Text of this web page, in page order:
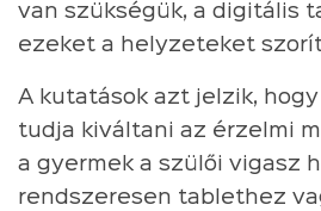
van szükségük, a digitális
ezeket a helyzeteket
A kutatások azt jelzik,
tudja kiváltani az érzelmi
a gyermek a szülői vigasz
rendszeresen tablethez